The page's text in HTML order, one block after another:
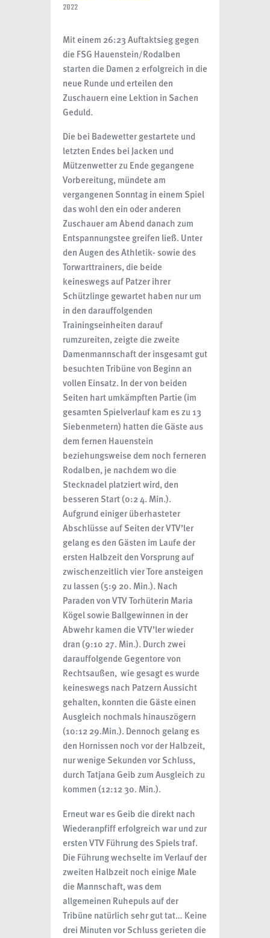
2022
Mit einem 26:23 Auftaktsieg gegen
die FSG Hauenstein/Rodalben
starten die Damen 2 erfolgreich in die
neue Runde und erteilen den
Zuschauern eine Lektion in Sachen
Geduld.
Die bei Badewetter gestartete und
letzten Endes bei Jacken und
Mützenwetter zu Ende gegangene
Vorbereitung, mündete am
vergangenen Sonntag in einem Spiel
das wohl den ein oder anderen
Zuschauer am Abend danach zum
Entspannungstee greifen ließ. Unter
den Augen des Athletik- sowie des
Torwarttrainers, die beide
keineswegs auf Patzer ihrer
Schützlinge gewartet haben nur um
in den darauffolgenden
Trainingseinheiten darauf
rumzureiten, zeigte die zweite
Damenmannschaft der insgesamt gut
besuchten Tribüne von Beginn an
vollen Einsatz. In der von beiden
Seiten hart umkämpften Partie (im
gesamten Spielverlauf kam es zu 13
Siebenmetern) hatten die Gäste aus
dem fernen Hauenstein
beziehungsweise dem noch ferneren
Rodalben, je nachdem wo die
Stecknadel platziert wird, den
besseren Start (0:2 4. Min.).
Aufgrund einiger überhasteter
Abschlüsse auf Seiten der VTV’ler
gelang es den Gästen im Laufe der
ersten Halbzeit den Vorsprung auf
zwischenzeitlich vier Tore ansteigen
zu lassen (5:9 20. Min.). Nach
Paraden von VTV Torhüterin Maria
Kögel sowie Ballgewinnen in der
Abwehr kamen die VTV’ler wieder
dran (9:10 27. Min.). Durch zwei
darauffolgende Gegentore von
Rechtsaußen, wie gesagt es wurde
keineswegs nach Patzern Aussicht
gehalten, konnten die Gäste einen
Ausgleich nochmals hinauszögern
(10:12 29.Min.). Dennoch gelang es
den Hornissen noch vor der Halbzeit,
nur wenige Sekunden vor Schluss,
durch Tatjana Geib zum Ausgleich zu
kommen (12:12 30. Min.).
Erneut war es Geib die direkt nach
Wiederanpfiff erfolgreich war und zur
ersten VTV Führung des Spiels traf.
Die Führung wechselte im Verlauf der
zweiten Halbzeit noch einige Male
die Mannschaft, was dem
allgemeinen Ruhepuls auf der
Tribüne natürlich sehr gut tat… Keine
drei Minuten vor Schluss gerieten die